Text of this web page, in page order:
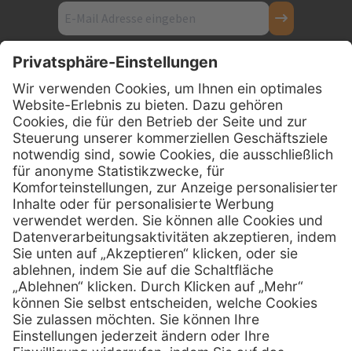
Kontakt
Firmensitz
PxD Praxis-Discount GmbH
Hans-Wunderlich-Straße 7
D-49078 Osnabrück
Telefon: 0800 - 600 66 30
Telefon:0800 - 07 01 96
E-Mail:info @ praxis-discount.de
Services
Serviceversprechen
Sprechstundenbedarf
Hilfe
FAQs
Kontakt